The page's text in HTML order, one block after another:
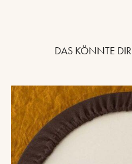
DAS KÖNNTE